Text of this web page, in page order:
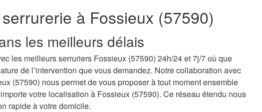
à Fossieux (57590)
les meilleurs délais
les meilleurs serruriers Fossieux (57590) 24h/24 et 7j/7 où que
de l’intervention que vous demandez. Notre collaboration avec
(57590) nous permet de vous proposer à tout moment ensemble
votre localisation à Fossieux (57590). Ce réseau étendu nous
rapide à votre domicile.